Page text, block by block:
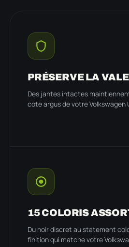
PRÉSERVE LA
Des jantes intactes
cote argus de votre Volkswagen
15 COLORIS
Du noir discret au statement
finition qui matche votre